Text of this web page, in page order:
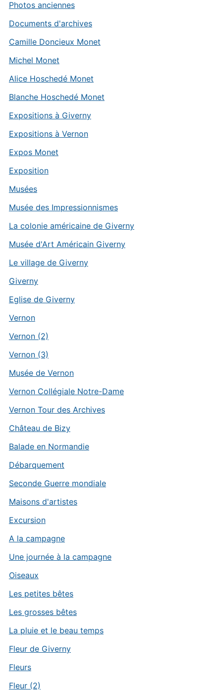
Photos anciennes
Documents d'archives
Camille Doncieux Monet
Michel Monet
Alice Hoschedé Monet
Blanche Hoschedé Monet
Expositions à Giverny
Expositions à Vernon
Expos Monet
Exposition
Musées
Musée des Impressionnismes
La colonie américaine de Giverny
Musée d'Art Américain Giverny
Le village de Giverny
Giverny
Eglise de Giverny
Vernon
Vernon (2)
Vernon (3)
Musée de Vernon
Vernon Collégiale Notre-Dame
Vernon Tour des Archives
Château de Bizy
Balade en Normandie
Débarquement
Seconde Guerre mondiale
Maisons d'artistes
Excursion
A la campagne
Une journée à la campagne
Oiseaux
Les petites bêtes
Les grosses bêtes
La pluie et le beau temps
Fleur de Giverny
Fleurs
Fleur (2)